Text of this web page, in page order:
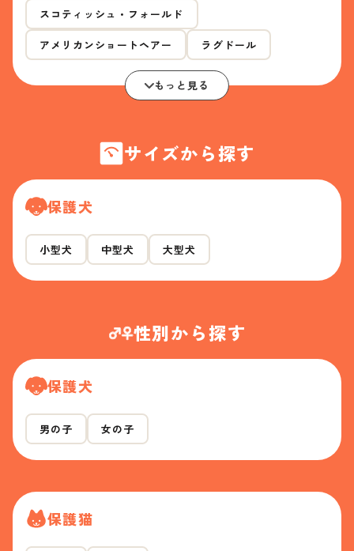
スコティッシュ・フォールド
アメリカンショートヘアー ラグドール
もっと見る
サイズから探す
保護犬
小型犬 中型犬 大型犬
性別から探す
保護犬
男の子 女の子
保護猫